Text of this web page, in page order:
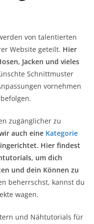
von talentierten
Website geteilt. Hier
Jacken und vieles
Schnittmuster
vornehmen
zugänglicher zu
auch eine Kategorie
Hier findest
um dich
und dein Können zu
beherrschst, kannst du
wagen.
und Nähtutorials für